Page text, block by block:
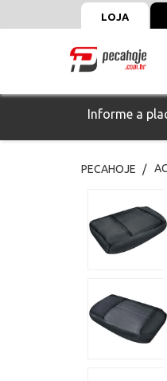
LOJA
Informe a
PECAHOJE